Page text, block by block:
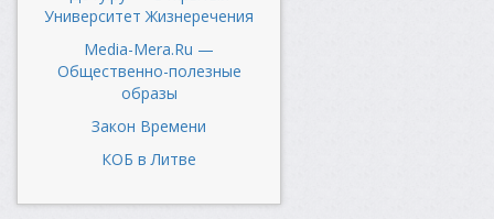
Университет Жизнеречения
Media-Mera.Ru —
Общественно-полезные
образы
Закон Времени
КОБ в Литве